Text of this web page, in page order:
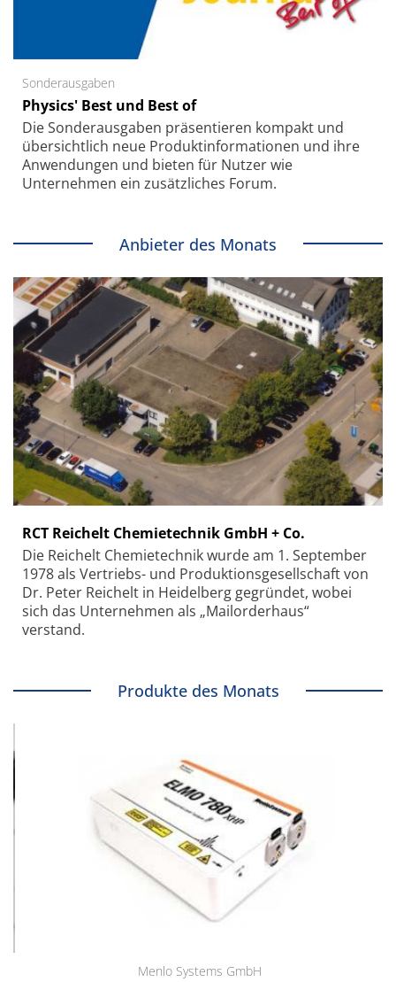
Sonderausgaben
Physics' Best und Best of
Die Sonder­ausgaben präsentieren kompakt und
übersichtlich neue Produkt­informationen und ihre
Anwendungen und bieten für Nutzer wie
Unternehmen ein zusätzliches Forum.
Anbieter des Monats
RCT Reichelt Chemietechnik GmbH + Co.
Die Reichelt Chemietechnik wurde am 1. September
1978 als Vertriebs- und Produktionsgesellschaft von
Dr. Peter Reichelt in Heidelberg gegründet, wobei
sich das Unternehmen als „Mailorderhaus“
verstand.
Produkte des Monats
Menlo Systems GmbH